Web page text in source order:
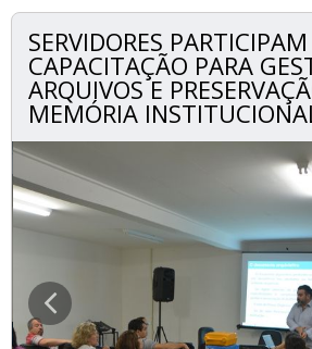
SERVIDORES
CAPACITAÇÃO PARA
ARQUIVOS E
MEMÓRIA